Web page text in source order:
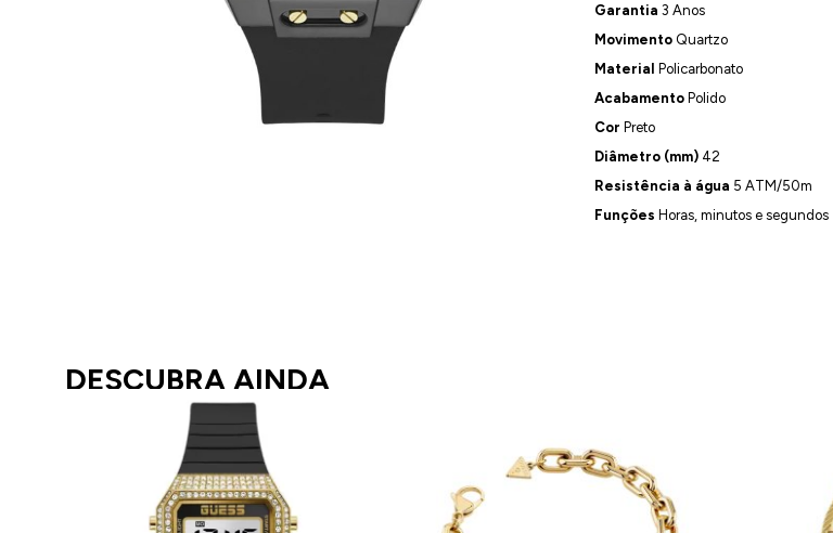
Garantia 3 Anos
MovimentoQuartzo
Material
Policarbonato
AcabamentoPolido
Cor Preto
Diâmetro (mm)42
Resistência à água 5 ATM/50m
Funções Horas, minutos e segundos
DESCUBRA AINDA